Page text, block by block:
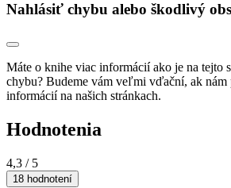
Nahlásiť chybu alebo škodlivý
Máte o knihe viac informácií ako je na tejto
chybu? Budeme vám veľmi vďační, ak nám
informácií na našich stránkach.
Hodnotenia
4,3 / 5
18 hodnotení